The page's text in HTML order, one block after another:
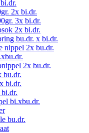
2x bi.dr.
3x bi.dr.
2x bi.dr.
bu.dr. x bi.dr.
nippel 2x bu.dr.
2x bu.dr.
bu.dr.
bi.dr.
bi.xbu.dr.
bu.dr.